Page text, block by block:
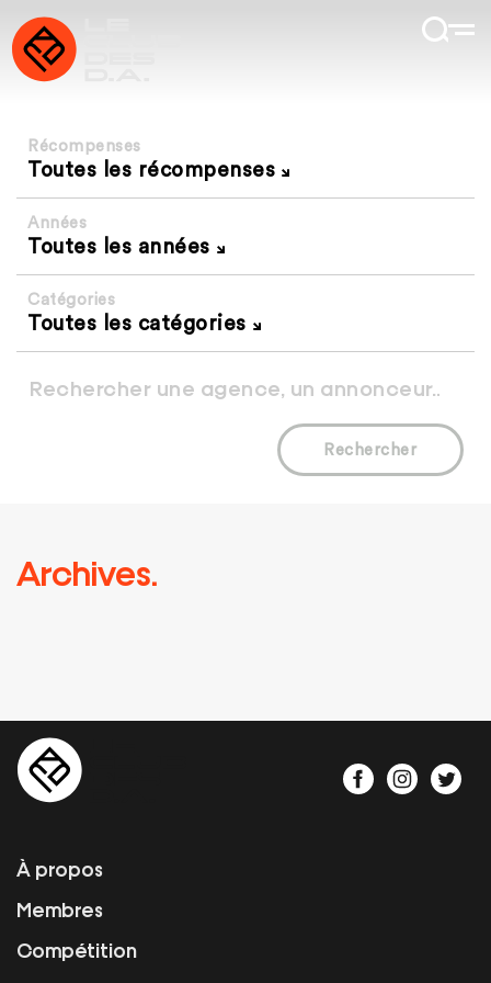
Récompenses
Toutes les récompenses
Années
Toutes les années
Catégories
Toutes les catégories
Rechercher
Archives.
À propos
Membres
Compétition